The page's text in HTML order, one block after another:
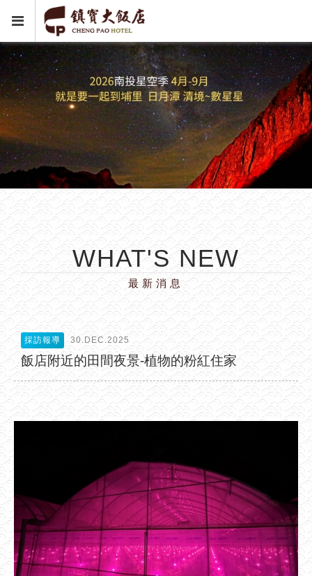
WHAT'S NEW
最新消息
採訪報導 30.DEC.2025
飯店附近的田間夜景-植物的粉紅住家